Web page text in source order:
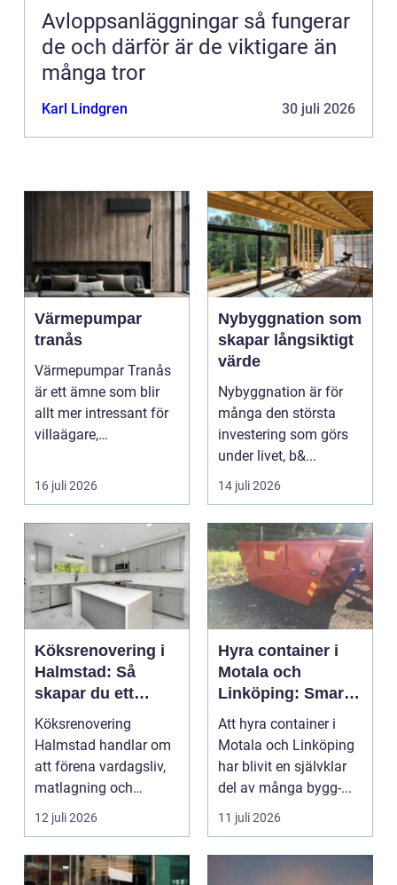
Avloppsanläggningar så fungerar
de och därför är de viktigare än
många tror
Karl Lindgren 30 juli 2026
Värmepumpar
tranås
Värmepumpar Tranås
är ett ämne som blir
allt mer intressant för
villaägare,
o...
16 juli 2026
Nybyggnation som
skapar långsiktigt
värde
Nybyggnation är för
många den största
investering som görs
under livet, b&...
14 juli 2026
Köksrenovering i
Halmstad: Så
skapar du ett
funktionellt och
trivsamt kök
Köksrenovering
Halmstad handlar om
att förena vardagsliv,
matlagning och
umgänge i et...
12 juli 2026
Hyra container i
Motala och
Linköping: Smart
avfallshantering
för projekt i alla
storlekar
Att hyra container i
Motala och Linköping
har blivit en självklar
del av många bygg-...
11 juli 2026